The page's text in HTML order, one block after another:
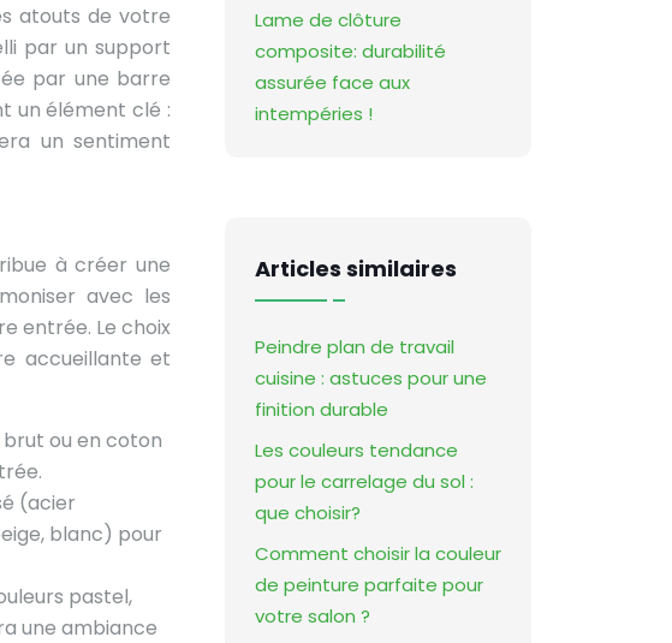
atouts de votre
par un support
par une barre
un élément clé :
un sentiment
à créer une
avec les
entrée. Le choix
accueillante et
brut ou en coton
(acier
blanc) pour
pastel,
une ambiance
Lame de clôture
composite: durabilité
assurée face aux
intempéries !
Articles similaires
Peindre plan de travail
cuisine : astuces pour une
finition durable
Les couleurs tendance
pour le carrelage du sol :
que choisir?
Comment choisir la couleur
de peinture parfaite pour
votre salon ?